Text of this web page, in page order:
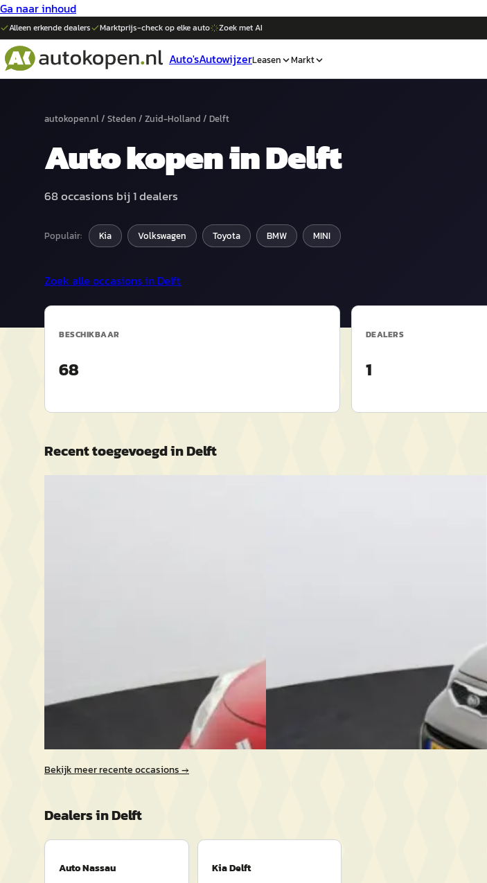
Ga naar inhoud
Alleen erkende dealers Marktprijs-check op elkeauto Zoek met AI
Auto'sAutowijzerLeasen Markt
autokopen.nl/ Steden / Zuid-Holland / Delft
Autokopen inDelft
68occasions bij1dealers
Populair: Kia Volkswagen Toyota BMW MINI
Zoek alle occasions in Delft
BESCHIKBAAR
68
DEALERS
1
Recent toegevoegd inDelft
Bekijk aanbieding →
Bekijk aanbieding →
Bekijk meer recente occasions →
Dealers inDelft
Auto Nassau Kia Delft